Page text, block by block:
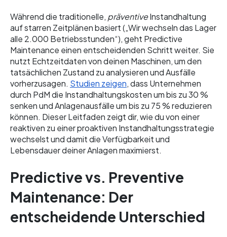
Während die traditionelle, präventiveInstandhaltung
auf starren Zeitplänen basiert („Wir wechseln das Lager
alle 2.000 Betriebsstunden“), geht Predictive
Maintenance einen entscheidenden Schritt weiter. Sie
nutzt Echtzeitdaten von deinen Maschinen, um den
tatsächlichen Zustand zu analysieren und Ausfälle
vorherzusagen. Studien zeigen, dass Unternehmen
durch PdM die Instandhaltungskosten um bis zu 30 %
senken und Anlagenausfälle um bis zu 75 % reduzieren
können. Dieser Leitfaden zeigt dir, wie du von einer
reaktiven zu einer proaktiven Instandhaltungsstrategie
wechselst und damit die Verfügbarkeit und
Lebensdauer deiner Anlagen maximierst.
Predictive vs. Preventive
Maintenance: Der
entscheidende Unterschied